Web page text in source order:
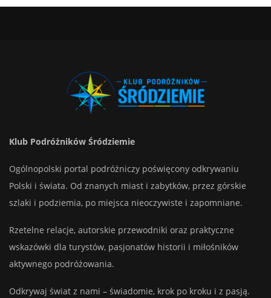
Klub Podróżników Śródziemie
Ogólnopolski portal podróżniczy poświęcony odkrywaniu
Polski i świata. Od znanych miast i zabytków, przez górskie
szlaki i podziemia, po miejsca nieoczywiste i zapomniane.
Rzetelne relacje, autorskie przewodniki oraz praktyczne
wskazówki dla turystów, pasjonatów historii i miłośników
aktywnego podróżowania.
Odkrywaj świat z nami – świadomie, krok po kroku i z pasją.